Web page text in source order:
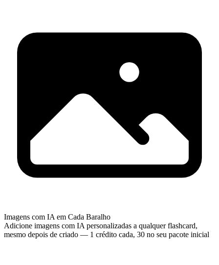
Imagens com IA em Cada Baralho
Adicione imagens com IA personalizadas a qualquer flashcard,
mesmo depois de criado — 1 crédito cada, 30 no seu pacote inicial